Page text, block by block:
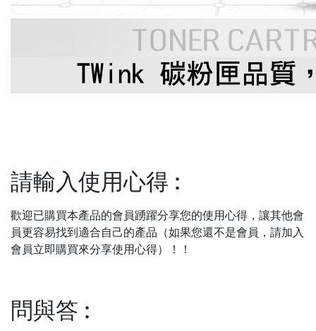
請輸入使用心得 :
歡迎已購買本產品的會員踴躍分享您的使用心得，讓其他會
員更容易找到適合自己的產品（如果您還不是會員，請加入
會員立即購買來分享使用心得）！！
問與答 :